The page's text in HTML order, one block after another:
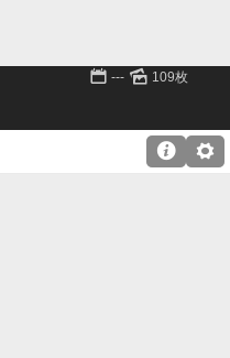
📅 --- 🌄 109枚
⚙
